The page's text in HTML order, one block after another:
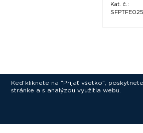
Kat. č.:
Keď kliknete na “Prijať všetko”,
stránke a s analýzou využitia webu.